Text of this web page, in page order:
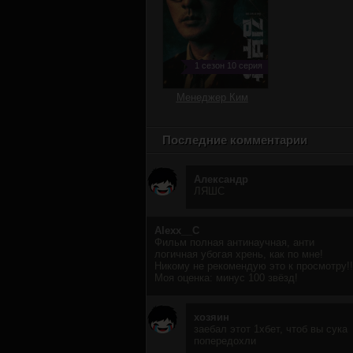
1 сезон 10 серия
Менеджер Ким
Последние комментарии
Александр
ЛЯШС
Alexx__C
Фильм полная антинаучная, анти
логичная убогая хрень, как по мне!
Никому не рекомендую это к
Моя оценка: минус 100 звёзд!
хозяин
заебал этот 1хбет, чтоб вы сука
попередохли